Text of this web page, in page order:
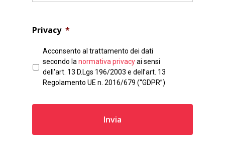
Privacy *
Acconsento al trattamento dei dati
secondo lanormativa privacyai sensi
dell'art. 13 D.Lgs 196/2003 e dell’art. 13
Regolamento UE n. 2016/679 (“GDPR”)